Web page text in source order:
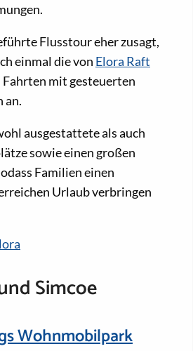
Flusstour eher zusagt,
einmal die von Elora Raft
Fahrten mit gesteuerten
an.
ausgestattete als auch
sowie einen großen
Familien einen
Urlaub verbringen
Simcoe
Wohnmobilpark